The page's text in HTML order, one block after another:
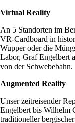
Virtual Reality
An 5 Standorten im
VR-Cardboard in
Wupper oder die
Labor, Graf Engelbert
von der Schwebebahn.
Augmented Reality
Unser zeitreisender
Engelbert bis Wilhelm
traditioneller